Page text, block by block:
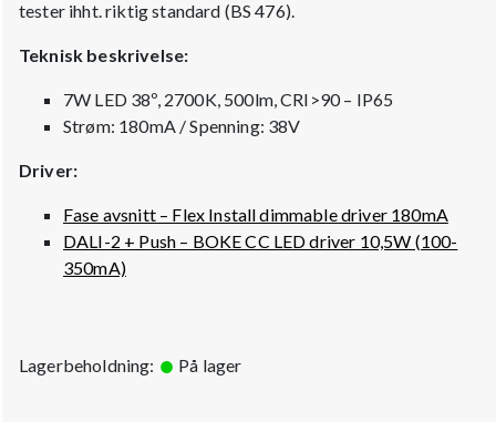
tester ihht. riktig standard (BS 476).
Teknisk beskrivelse:
7W LED 38º, 2700K, 500lm, CRI>90 – IP65
Strøm: 180mA / Spenning: 38V
Driver:
Fase avsnitt – Flex Install dimmable driver 180mA
DALI-2 + Push – BOKE CC LED driver 10,5W (100-
350mA)
Lagerbeholdning: På lager